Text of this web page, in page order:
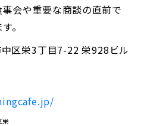
会や重要な商談の直前で
。
区栄3丁目7-22 栄928ビル
栄